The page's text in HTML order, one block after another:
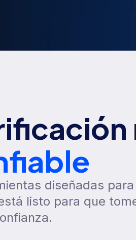
diseñadas
listo para que